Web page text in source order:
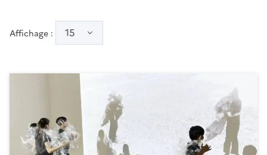
Affichage : 15